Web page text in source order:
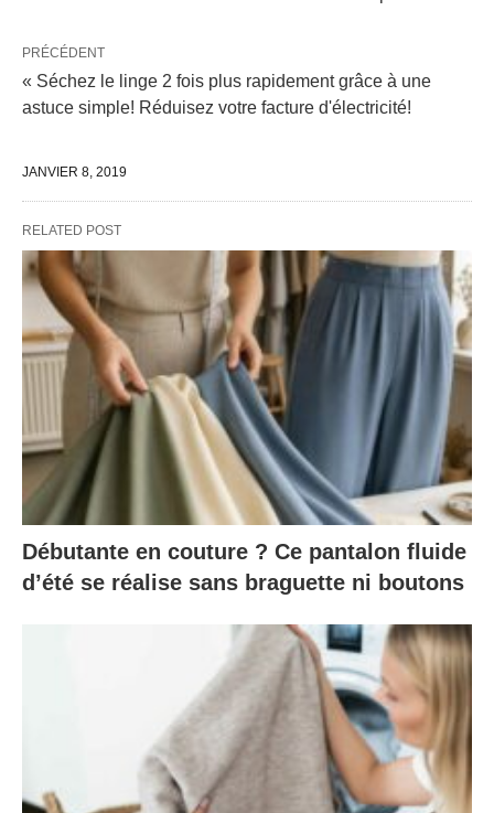
PRÉCÉDENT
« Séchez le linge 2 fois plus rapidement grâce à une
astuce simple! Réduisez votre facture d'électricité!
JANVIER 8, 2019
RELATED POST
Débutante en couture ? Ce pantalon fluide
d’été se réalise sans braguette ni boutons